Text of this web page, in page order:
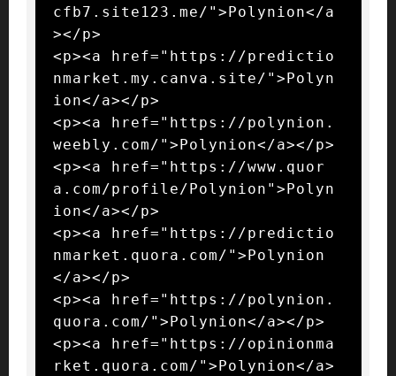
cfb7.site123.me/">Polynion</a
></p>
<p><a href="https://predictio
nmarket.my.canva.site/">Polyn
ion</a></p>
<p><a href="https://polynion.
weebly.com/">Polynion</a></p>
<p><a href="https://www.quor
a.com/profile/Polynion">Polyn
ion</a></p>
<p><a href="https://predictio
nmarket.quora.com/">Polynion
</a></p>
<p><a href="https://polynion.
quora.com/">Polynion</a></p>
<p><a href="https://opinionma
rket.quora.com/">Polynion</a>